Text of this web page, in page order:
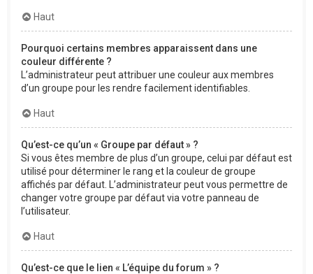
Haut
Pourquoi certains membres apparaissent dans une
couleur différente ?
L’administrateur peut attribuer une couleur aux membres
d’un groupe pour les rendre facilement identifiables.
Haut
Qu’est-ce qu’un « Groupe par défaut » ?
Si vous êtes membre de plus d’un groupe, celui par défaut est
utilisé pour déterminer le rang et la couleur de groupe
affichés par défaut. L’administrateur peut vous permettre de
changer votre groupe par défaut via votre panneau de
l’utilisateur.
Haut
Qu’est-ce que le lien « L’équipe du forum » ?